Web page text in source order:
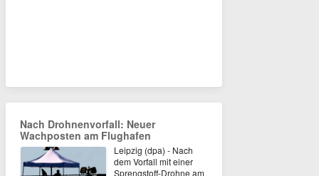
Nach Drohnenvorfall: Neuer
Wachposten am Flughafen
Leipzig (dpa) - Nach
dem Vorfall mit einer
Sprengstoff-Drohne am